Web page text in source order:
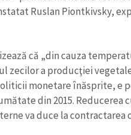
Ruslan Piontkivsky,
că „din cauza
zecilor a producţiei
monetare înăsprite, e
din 2015. Reducerea
va duce la contractarea